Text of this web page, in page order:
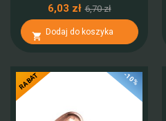
6,03 zł 6,70 zł
 Dodaj do koszyka
-10%
RABAT